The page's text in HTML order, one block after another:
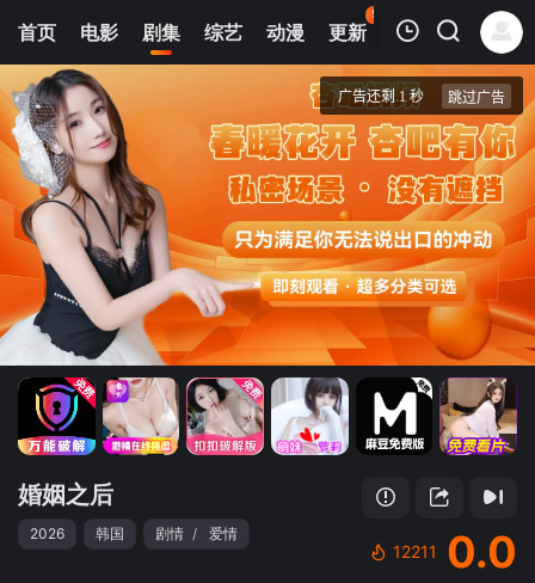
首页 电影 剧集 综艺 动漫 更新
52
热榜 APP
2
清空
婚姻之后
2026 韩国 剧情 / 爱情
12211 0.0